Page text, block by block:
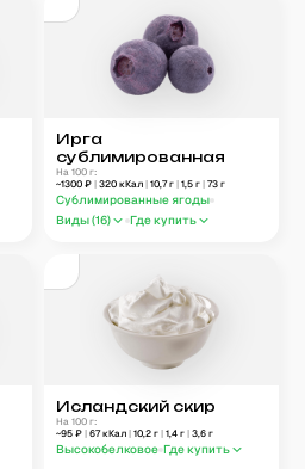
Ирга
сублимированная
На 100 г:
~1300 ₽ | 320 кКал | 10,7г | 1,5 г | 73 г
Сублимированные ягоды
Виды (16) Где купить
Исландский скир
На 100 г:
~95 ₽ | 67кКал | 10,2 г | 1,4 г | 3,6 г
Высокобелковое Где купить